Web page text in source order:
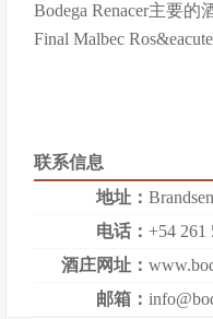
Bodega Renacer主要的
Final Malbec
联系信息
地址：
电话： +54 261
酒庄网址：
邮箱：